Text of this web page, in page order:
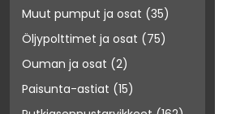
Muut pumput ja osat (35)
Öljypolttimet ja osat (75)
Ouman ja osat (2)
Paisunta-astiat (15)